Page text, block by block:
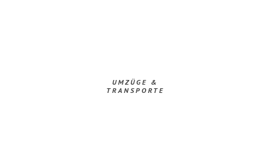
UMZÜGE &
TRANSPORTE